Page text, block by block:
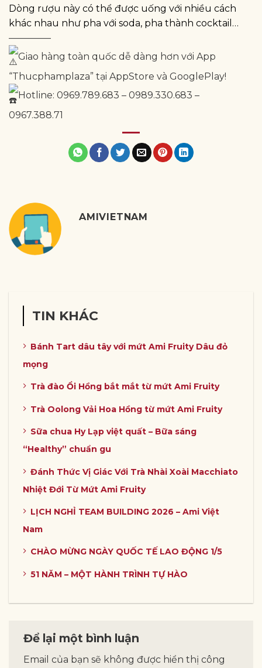
Dòng rượu này có thể được uống với nhiều cách
khác nhau như pha với soda, pha thành cocktail…
————–
Giao hàng toàn quốc dễ dàng hơn với App
“Thucphamplaza” tại AppStore và GooglePlay!
Hotline: 0969.789.683 – 0989.330.683 –
0967.388.71
AMIVIETNAM
TIN KHÁC
Bánh Tart dâu tây với mứt Ami Fruity Dâu đỏ
mọng
Trà đào Ổi Hồng bắt mắt từ mứt Ami Fruity
Trà Oolong Vải Hoa Hồng từ mứt Ami Fruity
Sữa chua Hy Lạp việt quất – Bữa sáng
“Healthy” chuẩn gu
Đánh Thức Vị Giác Với Trà Nhài Xoài Macchiato
Nhiệt Đới Từ Mứt Ami Fruity
LỊCH NGHỈ TEAM BUILDING 2026 – Ami Việt
Nam
CHÀO MỪNG NGÀY QUỐC TẾ LAO ĐỘNG 1/5
51 NĂM – MỘT HÀNH TRÌNH TỰ HÀO
Để lại một bình luận
Email của bạn sẽ không được hiển thị công